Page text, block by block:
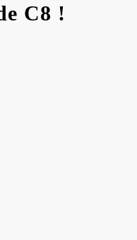
C8 !